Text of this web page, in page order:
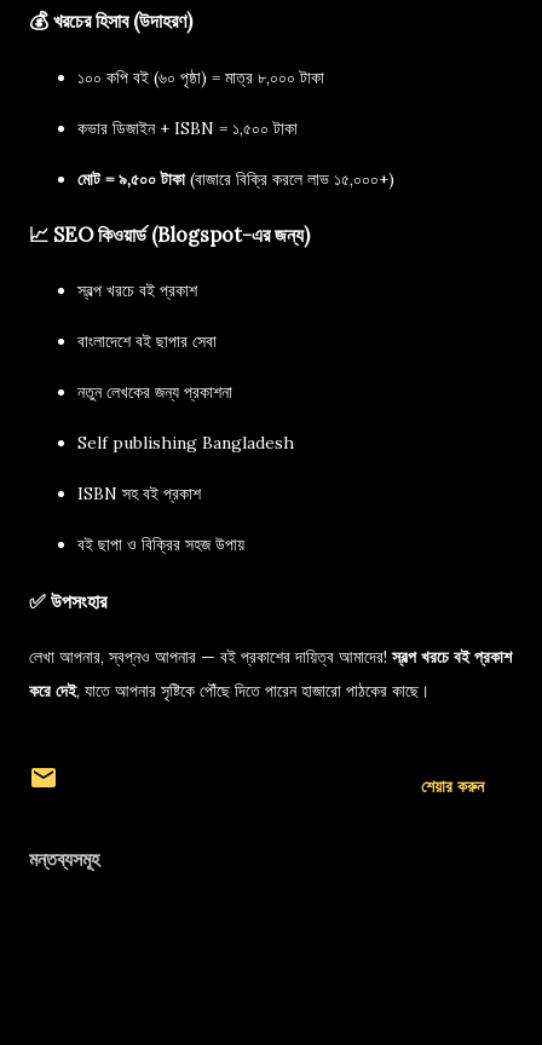
💰 খরচের হিসাব (উদাহরণ)
১০০ কপি বই (৬০ পৃষ্ঠা) = মাত্র ৮,০০০ টাকা
কভার ডিজাইন + ISBN = ১,৫০০ টাকা
মোট = ৯,৫০০ টাকা(বাজারে বিক্রি করলে লাভ ১৫,০০০+)
📈 SEO কিওয়ার্ড (Blogspot-এর জন্য)
স্বল্প খরচে বই প্রকাশ
বাংলাদেশে বই ছাপার সেবা
নতুন লেখকের জন্য প্রকাশনা
Self publishing Bangladesh
ISBN সহ বই প্রকাশ
বই ছাপা ও বিক্রির সহজ উপায়
✅ উপসংহার
লেখা আপনার, স্বপ্নও আপনার — বই প্রকাশের দায়িত্ব আমাদের!স্বল্প খরচে বই প্রকাশ
করে দেই, যাতে আপনার সৃষ্টিকে পৌঁছে দিতে পারেন হাজারো পাঠকের কাছে।
শেয়ার করুন
মন্তব্যসমূহ